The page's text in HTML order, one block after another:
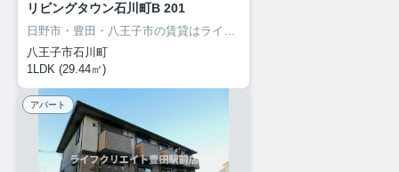
リビングタウン石川町B 201
日野市・豊田・八王子市の賃貸はライフクリエイト豊田駅前店へ♪ご来店・お問い合わせをお待ちしてます♪♪
八王子市石川町
1LDK (29.44㎡)
アパート